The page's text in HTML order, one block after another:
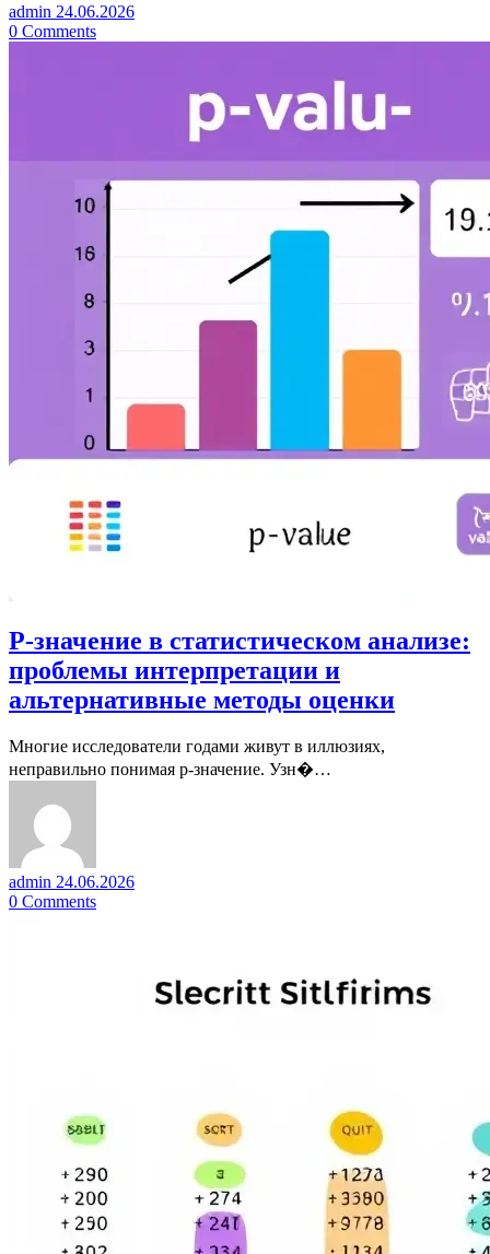
admin 24.06.2026
0 Comments
P-значение в статистическом анализе:
проблемы интерпретации и
альтернативные методы оценки
Многие исследователи годами живут в иллюзиях,
неправильно понимая p-значение. Узн�…
admin 24.06.2026
0 Comments